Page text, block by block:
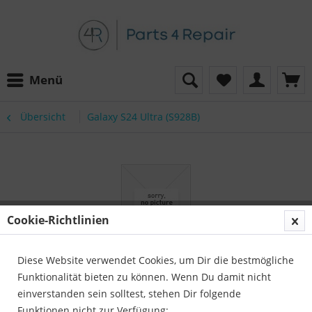
Menü
Übersicht Galaxy S24 Ultra (S928B)
Cookie-Richtlinien
Diese Website verwendet Cookies, um Dir die bestmögliche
Funktionalität bieten zu können. Wenn Du damit nicht
einverstanden sein solltest, stehen Dir folgende